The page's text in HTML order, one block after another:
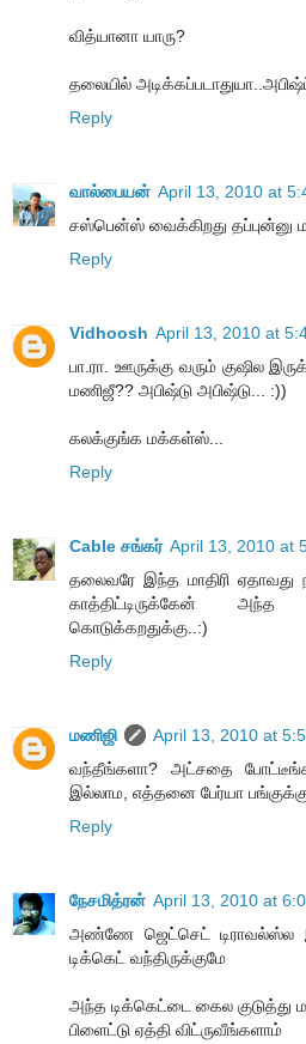
வித்யானா யாரு?
தலையில்
Reply
வால்பையன் April 13, 2010 at
சஸ்பென்ஸ் வைக்கிறது தப்புன்னு
Reply
Vidhoosh April 13, 2010 at
பா.ரா. ஊருக்கு வரும் குஷில
மணிஜீ?? அபிஷ்டு அபிஷ்டு... :))
கலக்குங்க மக்கள்ஸ்...
Reply
Cable சங்கர் April 13, 2010 at
தலைவரே இந்த மாதிரி ஏதாவது
காத்திட்டிருக்கேன்
கொடுக்கறதுக்கு..:)
Reply
மணிஜி
April 13, 2010 at
வந்தீங்களா? அட்சதை
இல்லாம, எத்தனை பேர்யா
Reply
நேசமித்ரன் April 13, 2010 at
அண்ணே ஜெட்செட் டிராவல்ஸ்ல
டிக்கெட் வந்திருக்குமே
அந்த டிக்கெட்டை கைல குடுத்து
பிளைட்டு ஏத்தி விட்ருவீங்களாம்